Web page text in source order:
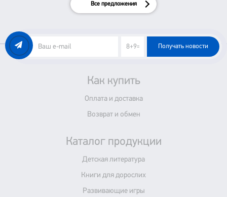
Все предложения
Получать новости
Как купить
Оплата и доставка
Возврат и обмен
Каталог продукции
Детская литература
Книги для дорослих
Развивающие игры